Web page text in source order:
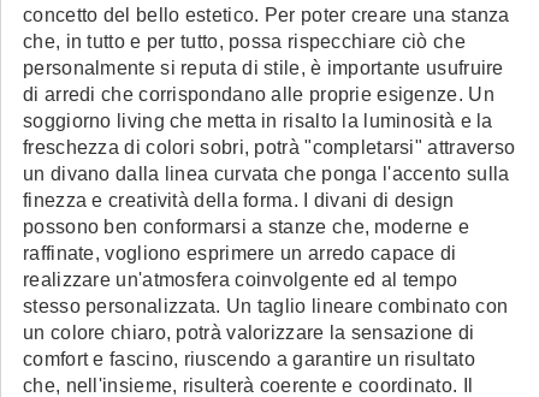
concetto del bello estetico. Per poter creare una stanza
che, in tutto e per tutto, possa rispecchiare ciò che
personalmente si reputa di stile, è importante usufruire
di arredi che corrispondano alle proprie esigenze. Un
soggiorno living che metta in risalto la luminosità e la
freschezza di colori sobri, potrà "completarsi" attraverso
un divano dalla linea curvata che ponga l'accento sulla
finezza e creatività della forma. I divani di design
possono ben conformarsi a stanze che, moderne e
raffinate, vogliono esprimere un arredo capace di
realizzare un'atmosfera coinvolgente ed al tempo
stesso personalizzata. Un taglio lineare combinato con
un colore chiaro, potrà valorizzare la sensazione di
comfort e fascino, riuscendo a garantire un risultato
che, nell'insieme, risulterà coerente e coordinato. Il